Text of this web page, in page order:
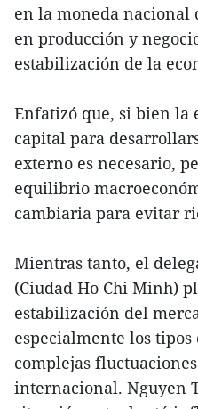
en la moneda
en producción y
estabilización de la
Enfatizó que, si bien la
capital para
externo es necesario,
equilibrio
cambiaria para evitar
Mientras tanto, el
(Ciudad Ho Chi Minh)
estabilización del
especialmente los
complejas
internacional. Nguyen